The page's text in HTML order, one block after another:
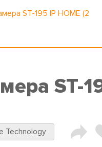
ST-195 IP HOME (2
ST-
Technology